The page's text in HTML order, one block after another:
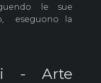
le sue
eseguono la
- Arte